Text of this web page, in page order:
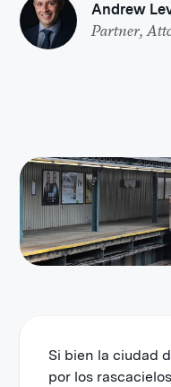
Andrew
Partner,
Si bien la ciudad
por los